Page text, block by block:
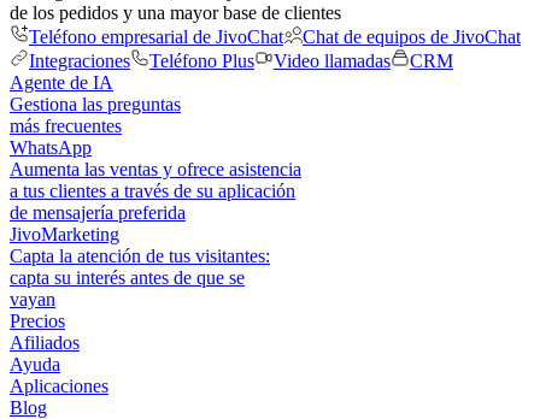
de los pedidos y una mayor base de clientes
Teléfono empresarial de JivoChat
Chat de equipos de JivoChat
Integraciones
Teléfono Plus Video llamadas
CRM
Agente de IA
Gestiona las preguntas
más frecuentes
WhatsApp
Aumenta las ventas y ofrece asistencia
a tus clientes a través de su aplicación
de mensajería preferida
JivoMarketing
Capta la atención de tus visitantes:
capta su interés antes de que se
vayan
Precios
Afiliados
Ayuda
Aplicaciones
Blog